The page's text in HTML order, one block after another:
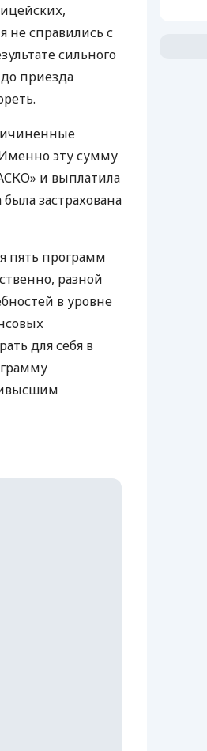
не справились с
сильного
приезда
Именно эту сумму
и выплатила
застрахована
пять программ
разной
в уровне
для себя в